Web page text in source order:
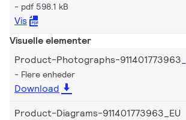
pdf 598.1 kB
Vis
Visuelle elementer
Product-Photographs-
Flere enheder
Download
Product-Diagrams-911401773963_EU